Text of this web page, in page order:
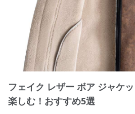
フェイク レザー ボア ジャケ
楽しむ！おすすめ5選